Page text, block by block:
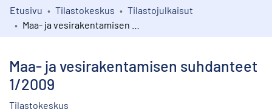
Kokoelmat
Etusivu Tilastokeskus
Tilastojulkaisut
Maa- ja vesirakentamisen suhdanteet
1/2009
Tilastokeskus